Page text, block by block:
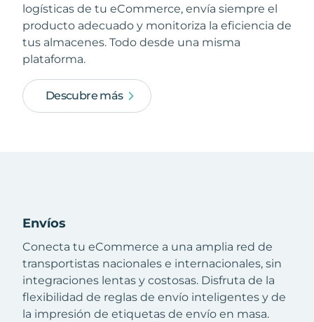
logísticas de tu eCommerce, envía siempre el
producto adecuado y monitoriza la eficiencia de
tus almacenes. Todo desde una misma
plataforma.
Descubre más
Envíos
Conecta tu eCommerce a una amplia red de
transportistas nacionales e internacionales, sin
integraciones lentas y costosas. Disfruta de la
flexibilidad de reglas de envío inteligentes y de
la impresión de etiquetas de envío en masa.